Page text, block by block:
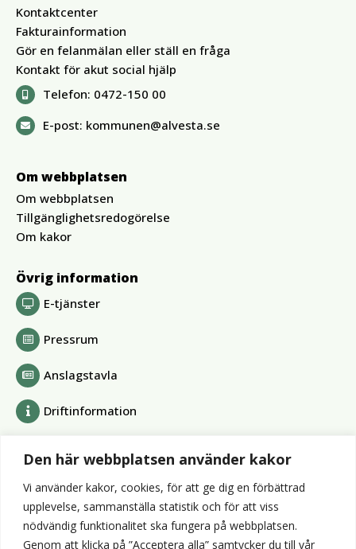
Den här webbplatsen använder kakor
Vi använder kakor, cookies, för att ge dig en förbättrad
upplevelse, sammanställa statistik och för att viss
nödvändig funktionalitet ska fungera på webbplatsen.
Genom att klicka på ”Acceptera alla” samtycker du till vår
Kontaktcenter
Fakturainformation
Gör en felanmälan eller ställ en fråga
Kontakt för akut social hjälp
Telefon: 0472-150 00
E-post: kommunen@alvesta.se
Om webbplatsen
Om webbplatsen
Tillgänglighetsredogörelse
Om kakor
Övrig information
E-tjänster
Pressrum
Anslagstavla
Driftinformation
Alvesta Renhållnings AB
Alvesta Energi AB
AllboHus Bostad AB
Huseby bruk AB